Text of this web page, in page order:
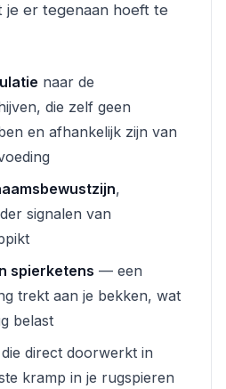
je er tegenaan hoeft te
naar de
die zelf geen
en afhankelijk zijn van
,
signalen van
spierketens — een
trekt aan je bekken, wat
belast
die direct doorwerkt in
kramp in je rugspieren